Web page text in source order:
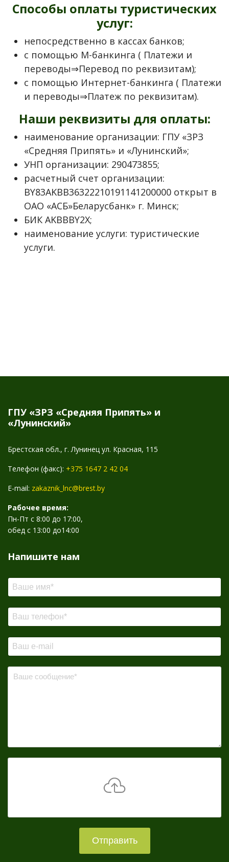
Способы оплаты туристических
услуг:
непосредственно в кассах банков;
с помощью М-банкинга ( Платежи и
переводы⇒Перевод по реквизитам);
с помощью Интернет-банкинга ( Платежи
и переводы⇒Платеж по реквизитам).
Наши реквизиты для оплаты:
наименование организации: ГПУ «ЗРЗ
«Средняя Припять» и «Лунинский»;
УНП организации: 290473855;
расчетный счет организации:
BY83AKBB36322210191141200000 открыт в
ОАО «АСБ»Беларусбанк» г. Минск;
БИК AKBBBY2X;
наименование услуги: туристические
услуги.
ГПУ «ЗРЗ «Средняя Припять» и
«Лунинский»
Брестская обл., г. Лунинец ул. Красная, 115
Телефон (факс): +375 1647 2 42 04
E-mail: zakaznik_lnc@brest.by
Рабочее время:
Пн-Пт с 8:00 до 17:00,
обед с 13:00 до14:00
Напишите нам
Отправить